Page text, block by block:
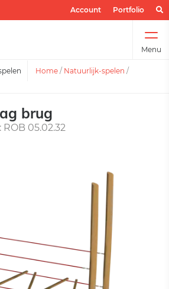
Account Portfolio
Menu
Home / Natuurlijk-spelen /
brug
ROB 05.02.32